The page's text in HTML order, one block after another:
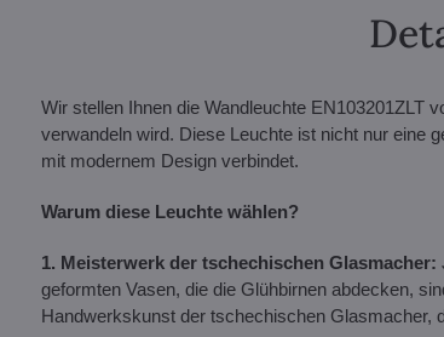
Wir stellen Ihnen die Wandleuchte EN103201ZLT
verwandeln wird. Diese Leuchte ist nicht nur eine
mit modernem Design verbindet.
Warum diese Leuchte wählen?
1. Meisterwerk der tschechischen Glasmacher:
geformten Vasen, die die Glühbirnen abdecken,
Handwerkskunst der tschechischen Glasmacher,